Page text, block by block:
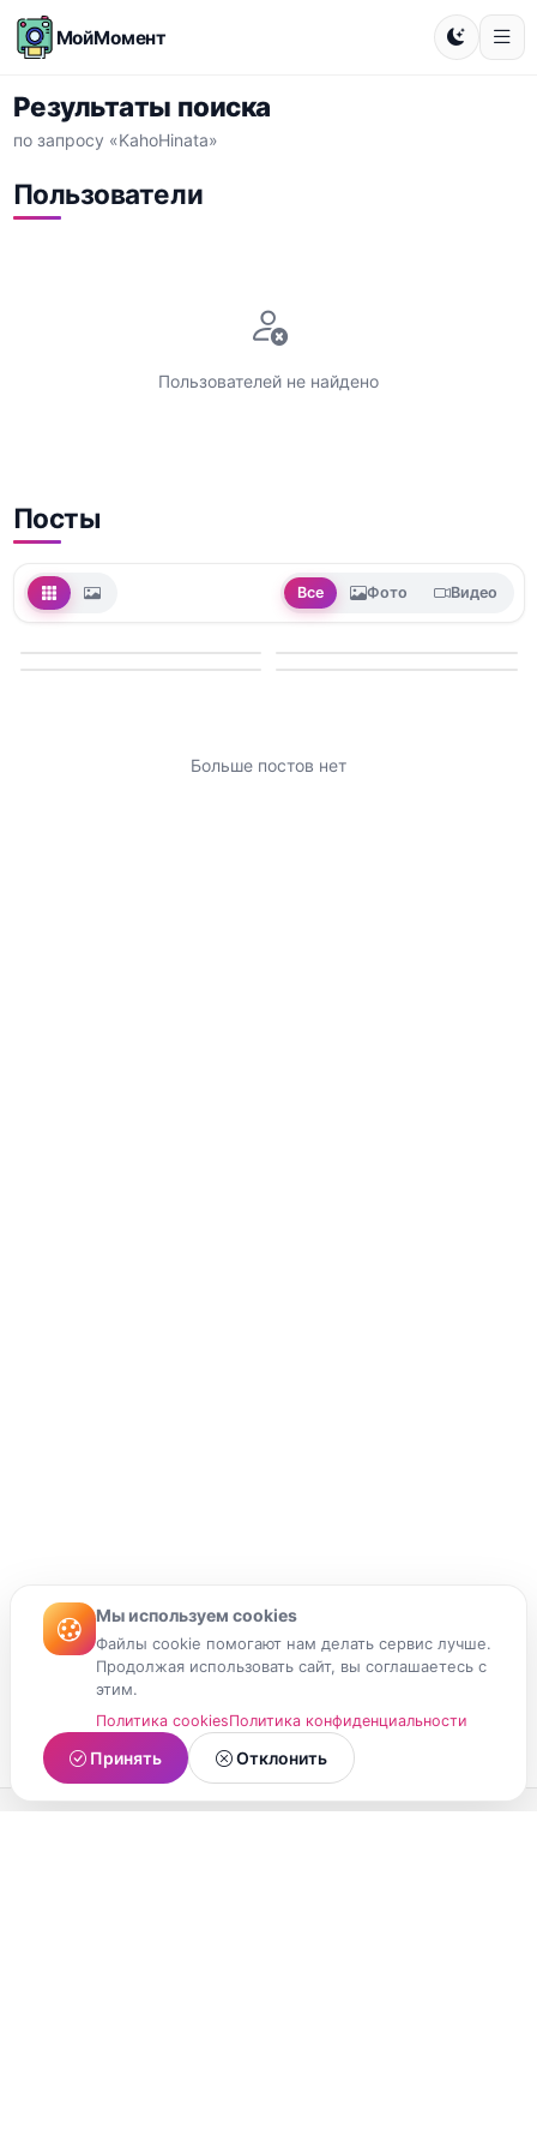
МойМомент
Результаты поиска
по запросу «KahoHinata»
Пользователи
Пользователей не найдено
Посты
Все Фото Видео
Больше постов нет
Мы используем cookies
Файлы cookie помогают нам делать сервис лучше.
Продолжая использовать сайт, вы соглашаетесь с
этим.
Политика cookiesПолитика конфиденциальности
Принять Отклонить